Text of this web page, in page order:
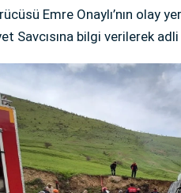
Emre Onaylı’nın olay
Savcısına bilgi verilerek